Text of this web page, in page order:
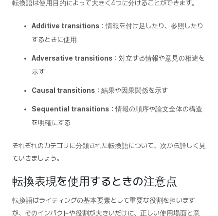
転換語は使用目的によって大きく4つに分けることができます。
Additive transitions ：情報を付け足したり、参照したり
するときに使用
Adversative transitions ：対立する情報や意見の相違を
示す
Causal transitions： 結果や因果関係を示す
Sequential transitions：情報の順序や論文全体の構造
を明確にする
それぞれのカテゴリに分類された転換語について、次から詳しく見
ていきましょう。
転換表現を使用するときの注意点
転換語はライティングの基本要素として重要な役割を担います
が、そのインパクトや役割が大きいだけに、正しい使用場面と意